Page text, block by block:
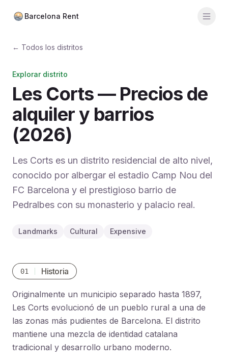
Barcelona Rent Menu
Calculadora
Barrios
Precios medios
Distritos
Agencias
Guías
← Todos los distritos
Explorar distrito
Les Corts — Precios de
alquiler y barrios
(2026)
Les Corts es un distrito residencial de alto nivel,
conocido por albergar el estadio Camp Nou del
FC Barcelona y el prestigioso barrio de
Pedralbes con su monasterio y palacio real.
Landmarks Cultural Expensive
01 Historia
Originalmente un municipio separado hasta 1897,
Les Corts evolucionó de un pueblo rural a una de
las zonas más pudientes de Barcelona. El distrito
mantiene una mezcla de identidad catalana
tradicional y desarrollo urbano moderno.